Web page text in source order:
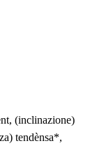
(inclinazione)
tendènsa*,